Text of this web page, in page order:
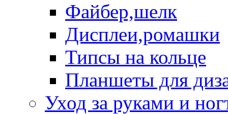
Файбер,шелк
Дисплеи,ромашки
Типсы на кольце
Планшеты для
Уход за руками и